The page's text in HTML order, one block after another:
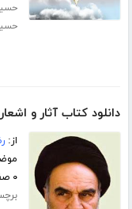
دانلود کتاب آثار و
از:
۰ صفحه